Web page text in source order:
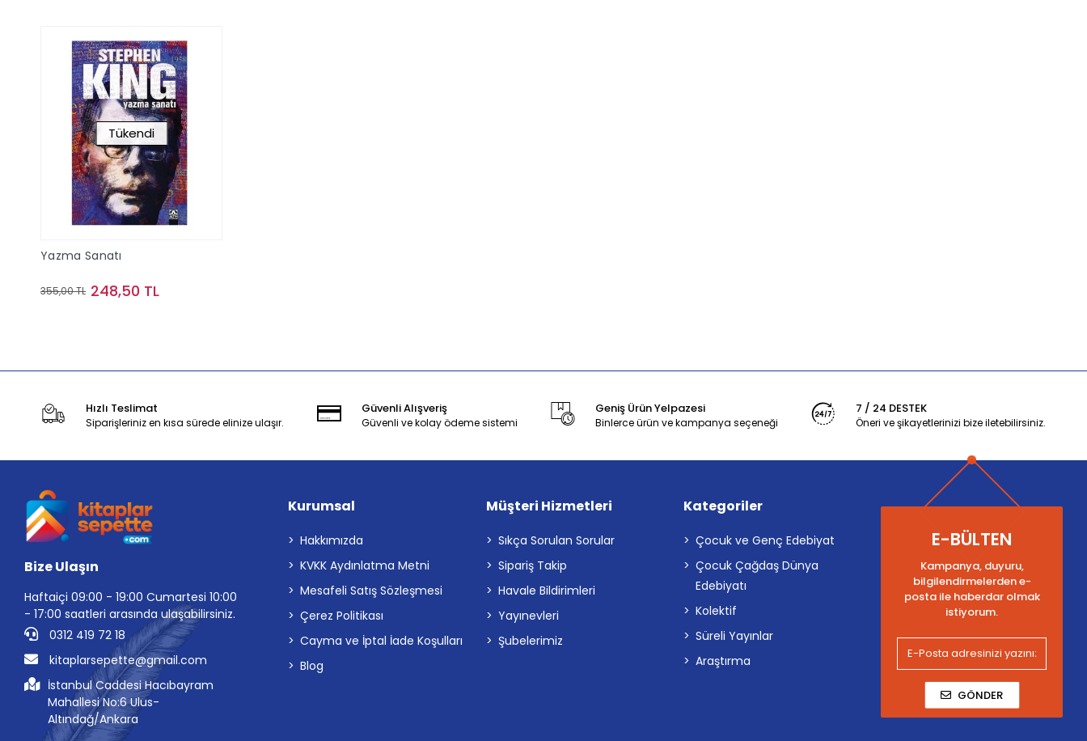
Tükendi
Yazma Sanatı
355,00 TL 248,50 TL
Hızlı Teslimat
Siparişleriniz en kısa sürede elinize ulaşır.
Güvenli Alışveriş
Güvenli ve kolay ödeme sistemi
Geniş Ürün Yelpazesi
Binlerce ürün ve kampanya seçeneği
7 / 24 DESTEK
Öneri ve şikayetlerinizi bize iletebilirsiniz.
Bize Ulaşın
Haftaiçi 09:00 - 19:00 Cumartesi 10:00
- 17:00 saatleri arasında ulaşabilirsiniz.
0312 419 72 18
kitaplarsepette@gmail.com
İstanbul Caddesi Hacıbayram
Mahallesi No:6 Ulus-
Altındağ/Ankara
Kurumsal
Hakkımızda
KVKK Aydınlatma Metni
Mesafeli Satış Sözleşmesi
Çerez Politikası
Cayma ve İptal İade Koşulları
Blog
Müşteri Hizmetleri
Sıkça Sorulan Sorular
Sipariş Takip
Havale Bildirimleri
Yayınevleri
Şubelerimiz
Kategoriler
Çocuk ve Genç Edebiyat
Çocuk Çağdaş Dünya
Edebiyatı
Kolektif
Süreli Yayınlar
Araştırma
E-BÜLTEN
Kampanya, duyuru,
bilgilendirmelerden e-
posta ile haberdar olmak
istiyorum.
GÖNDER